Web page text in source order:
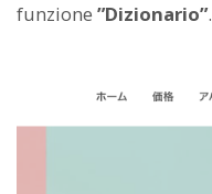
funzione ”Dizionario”.